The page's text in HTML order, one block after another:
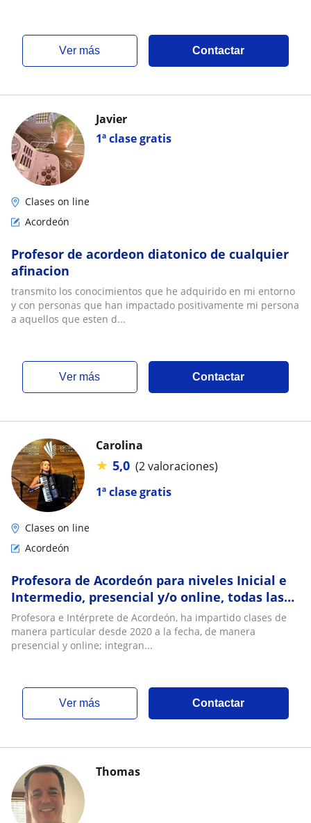
ver más Contactar
1ª clase gratis
Javier
Clases on line
Acordeón
Profesor de acordeon diatonico de cualquier
afinacion
transmito los conocimientos que he adquirido en mi entorno
y con personas que han impactado positivamente mi persona
a aquellos que esten d...
ver más Contactar
1ª clase gratis
Carolina
★ 5,0 (2 valoraciones)
Clases on line
Acordeón
Profesora de Acordeón para niveles Inicial e
Intermedio, presencial y/o online, todas las
edades
Profesora e Intérprete de Acordeón, ha impartido clases de
manera particular desde 2020 a la fecha, de manera
presencial y online; integran...
ver más Contactar
Thomas